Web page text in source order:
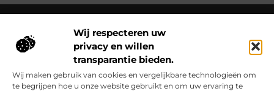
Wij respecteren uw
privacy en willen
transparantie bieden.
Wij maken gebruik van cookies en vergelijkbare technologieën om
te begrijpen hoe u onze website gebruikt en om uw ervaring te
Over Clarapelsadvies
Clarapelsadvies.nl – Een wereld vol verhalen en inzichten.
Ontdek inspirerende blogs en artikelen over alles wat het
dagelijks leven boeiend maakt.